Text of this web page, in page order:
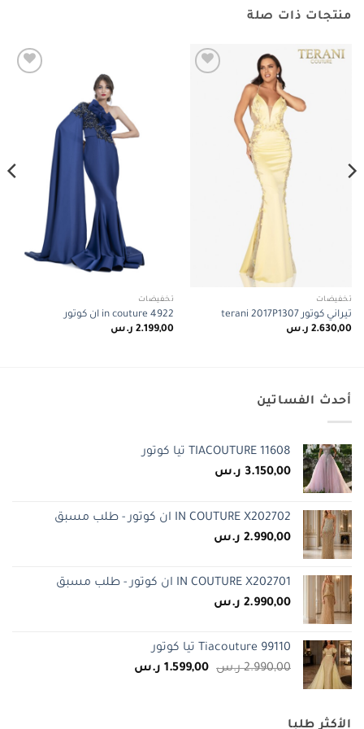
منتجات ذات صلة
تخفيضات
تيراني كوتور terani 2017P1307
2.630,00 ر.س
تخفيضات
in couture 4922 ان كوتور
2.199,00 ر.س
أحدث الفساتين
TIACOUTURE 11608 تيا كوتور
3.150,00 ر.س
IN COUTURE X202702 ان كوتور - طلب مسبق
2.990,00 ر.س
IN COUTURE X202701 ان كوتور - طلب مسبق
2.990,00 ر.س
Tiacouture 99110 تيا كوتور
2.990,00 ر.س السعر
1.599,00 ر.سالسعر
الأكثر طلبا